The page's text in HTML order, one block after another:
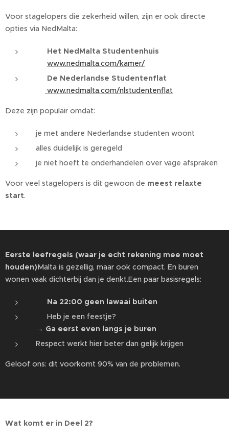
Voor stagelopers die zekerheid willen, zijn er ook directe
opties via NedMalta:
Het NedMalta Studentenhuis
www.nedmalta.com/kamer/
De Nederlandse Studentenflat
www.nedmalta.com/nlstudentenflat
Deze zijn populair omdat:
je met andere Nederlandse studenten woont
alles duidelijk is geregeld
je niet hoeft te onderhandelen over vage afspraken
Voor veel stagelopers is dit gewoon de meest relaxte
start.
Eerste leefregels (waar je echt rekening mee moet
houden)Malta is gezellig, maar ook compact. En buren
wonen vaak dichterbij dan je denkt.Een paar basisregels:
Na 22:00 geen lawaai buiten
🎉 Heb je een feestje?
→ Ga eerst even langs je buren
Respect werkt hier beter dan gelijk krijgen
Geloof ons: dit voorkomt 90% van de problemen.
Wat komt er in Deel 2?